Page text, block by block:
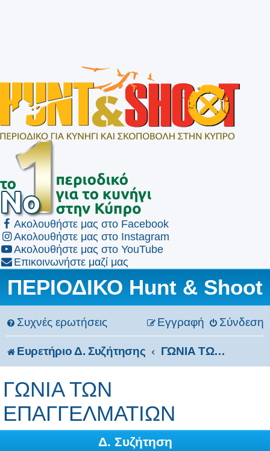
Ακολουθήστε μας στο Facebook
Ακολουθήστε μας στο Instagram
Ακολουθήστε μας στο YouTube
Επικοινωνήστε μαζί μας
ΠΕΡΙΟΔΙΚΟ Hunt & Shoot
Συχνές ερωτήσεις Σύνδεση
Εγγραφή
Ευρετήριο Δ. Συζήτησης ΓΩΝΙΑ ΤΩΝ ΕΠΑΓΓΕΛΜΑΤΙΩΝ
ΓΩΝΙΑ ΤΩΝ
ΕΠΑΓΓΕΛΜΑΤΙΩΝ
Δ. Συζήτηση